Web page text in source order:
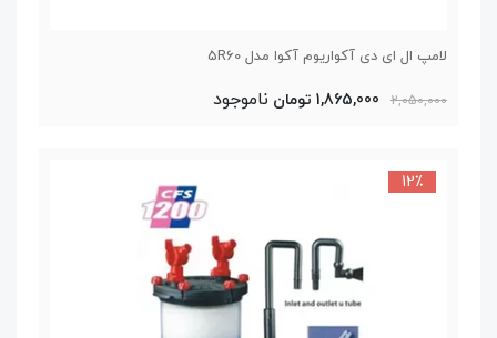
لامپ ال ای دی آکواریوم آکوا مدل 5R60
2,050,000 1,865,000 تومان ناموجود
12٪